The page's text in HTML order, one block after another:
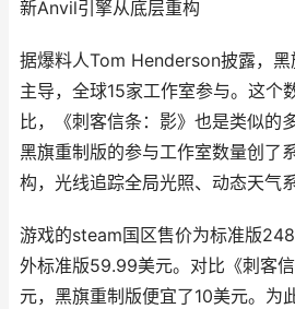
新Anvil引擎从底层重构
据爆料人Tom Henderson披露，
主导，全球15家工作室参与。这个
比，《刺客信条：影》也是类似的
黑旗重制版的参与工作室数量创了
构，光线追踪全局光照、动态天气
游戏的steam国区售价为标准版
外标准版59.99美元。对比《刺客
元，黑旗重制版便宜了10美元。为